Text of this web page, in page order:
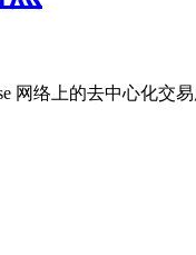
网络上的去中心化